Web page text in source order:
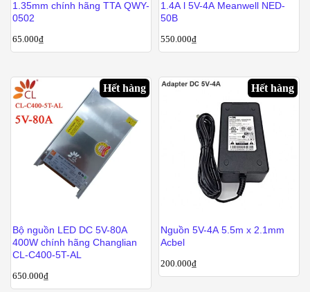
1.35mm chính hãng TTA QWY-
0502
65.000₫
1.4A l 5V-4A Meanwell NED-
50B
550.000₫
Hết hàng
Bộ nguồn LED DC 5V-80A
400W chính hãng Changlian
CL-C400-5T-AL
650.000₫
Hết hàng
Nguồn 5V-4A 5.5m x 2.1mm
Acbel
200.000₫